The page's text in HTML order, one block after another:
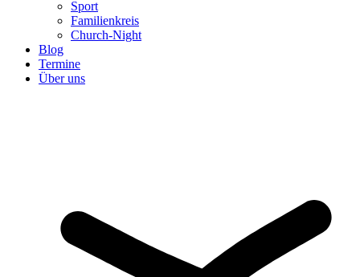
Sport
Familienkreis
Church-Night
Blog
Termine
Über uns